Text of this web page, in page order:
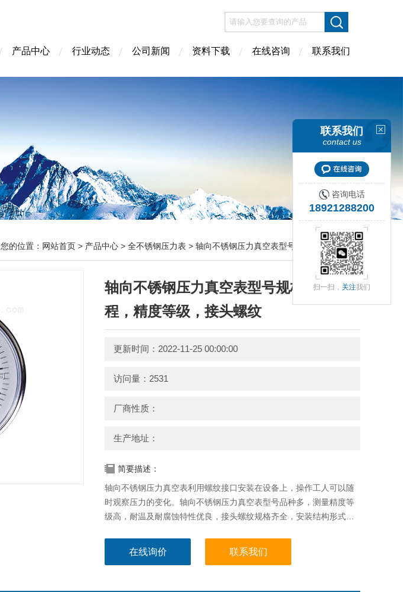
产品中心 行业动态 公司新闻 资料下载 在线咨询 联系我们
您的位置： 网站首页 > 产品中心 > 全不锈钢压力表 > 轴向不锈钢压力真空表型号规格，量程，精度等级，接头螺纹
轴向不锈钢压力真空表型号规格，量
程，精度等级，接头螺纹
更新时间：2022-11-25 00:00:00
访问量：2531
厂商性质：
生产地址：
简要描述：
轴向不锈钢压力真空表利用螺纹接口安装在设备上，操作工人可以随
时观察压力的变化。轴向不锈钢压力真空表型号品种多，测量精度等
级高，耐温及耐腐蚀特性优良，接头螺纹规格齐全，安装结构形式多
量程，精度等级，接头螺纹.
在线询价 联系我们
联系我们
contact us
咨询电话
18921288200
扫一扫， 关注我们